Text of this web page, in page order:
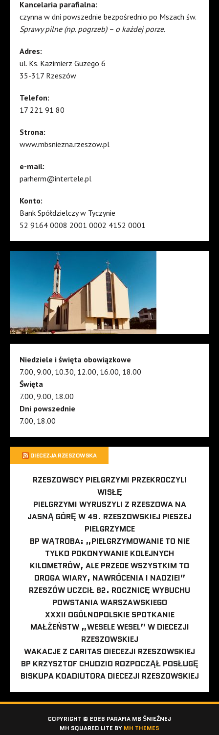
Kancelaria parafialna:
czynna w dni powszednie bezpośrednio po Mszach św.
Sprawy pilne (np. pogrzeb) – o każdej porze.
Adres:
ul. Ks. Kazimierz Guzego 6
35-317 Rzeszów
Telefon:
17 221 91 80
Strona:
www.mbsniezna.rzeszow.pl
e-mail:
parherm@intertele.pl
Konto:
Bank Spółdzielczy w Tyczynie
52 9164 0008 2001 0002 4152 0001
Niedziele i święta obowiązkowe
7.00, 9.00, 10.30, 12.00, 16.00, 18.00
Święta
7.00, 9.00, 18.00
Dni powszednie
7.00, 18.00
DIECEZJA RZESZOWSKA
RZESZOWSCY PIELGRZYMI PRZEKROCZYLI
WISŁĘ
PIELGRZYMI WYRUSZYLI Z RZESZOWA NA
JASNĄ GÓRĘ W 49. RZESZOWSKIEJ PIESZEJ
PIELGRZYMCE
BP WĄTROBA: „PIELGRZYMOWANIE TO NIE
TYLKO POKONYWANIE KOLEJNYCH
KILOMETRÓW, ALE PRZEDE WSZYSTKIM TO
DROGA WIARY, NAWRÓCENIA I NADZIEI”
RZESZÓW UCZCIŁ 82. ROCZNICĘ WYBUCHU
POWSTANIA WARSZAWSKIEGO
XXXII OGÓLNOPOLSKIE SPOTKANIE
MAŁŻEŃSTW „WESELE WESEL” W DIECEZJI
RZESZOWSKIEJ
WAKACJE Z CARITAS DIECEZJI RZESZOWSKIEJ
BP KRZYSZTOF CHUDZIO ROZPOCZĄŁ POSŁUGĘ
BISKUPA KOADIUTORA DIECEZJI RZESZOWSKIEJ
COPYRIGHT © 2026 PARAFIA MB ŚNIEŻNEJ
MH SQUARED LITE BY MH THEMES